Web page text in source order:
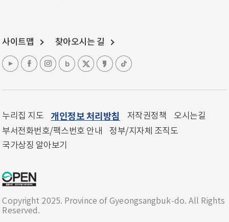
사이트맵 찾아오시는 길
누리집 지도 개인정보 처리방침 저작권정책
오시는길
부서전화번호/팩스번호 안내
정부/지자체 조직도
국가상징 알아보기
Copyright 2025. Province of Gyeongsangbuk-do. All Rights
Reserved.